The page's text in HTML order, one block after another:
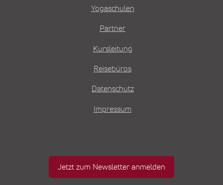
Yogaschulen
Partner
Kursleitung
Reisebüros
Datenschutz
Impressum
Jetzt zum Newsletter anmelden